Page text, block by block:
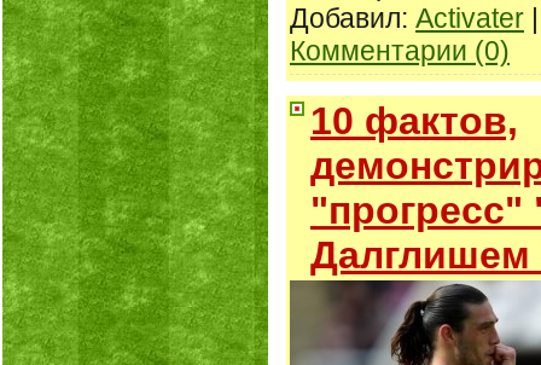
Добавил: Activater
Комментарии (0)
10 фактов,
Далглишем